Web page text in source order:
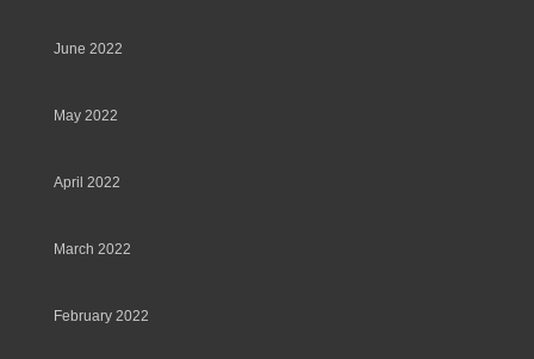
June 2022
May 2022
April 2022
March 2022
February 2022